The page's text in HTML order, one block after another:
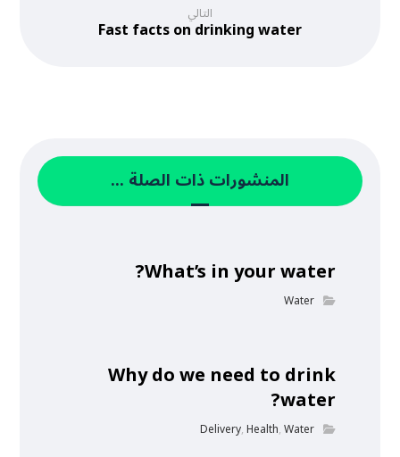
التالي
Fast facts on drinking water
المنشورات ذات الصلة ...
What’s in your water?
Water
Why do we need to drink
water?
Delivery,Health,Water